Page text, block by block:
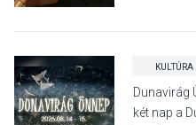
KULTÚRA
Dunavirág
két nap a